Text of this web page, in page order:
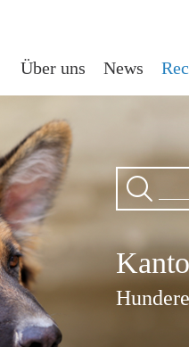
Über uns News